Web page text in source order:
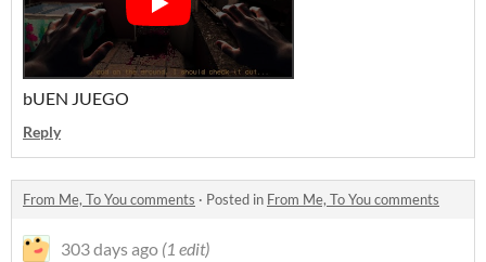
bUEN JUEGO
Reply
From Me, To You comments · Posted in From Me, To You comments
303 days ago (1 edit)